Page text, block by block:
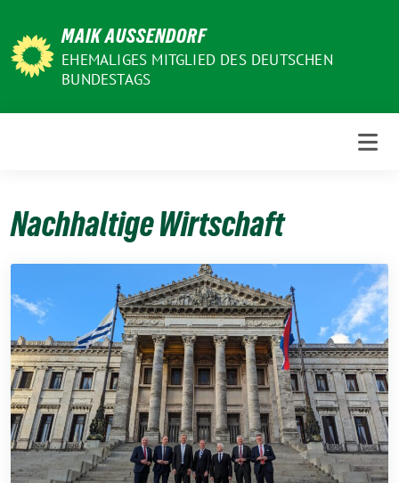
zum
Inhalt
MAIK AUSSENDORF
EHEMALIGES MITGLIED DES DEUTSCHEN
BUNDESTAGS
Nachhaltige Wirtschaft